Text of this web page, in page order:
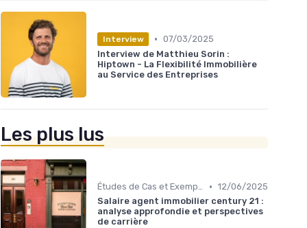
Interview • 07/03/2025
Interview de Matthieu Sorin :
Hiptown - La Flexibilité Immobilière
au Service des Entreprises
Les plus lus
Études de Cas et Exemples de Réussite • 12/06/2025
Salaire agent immobilier century 21 :
analyse approfondie et perspectives
de carrière